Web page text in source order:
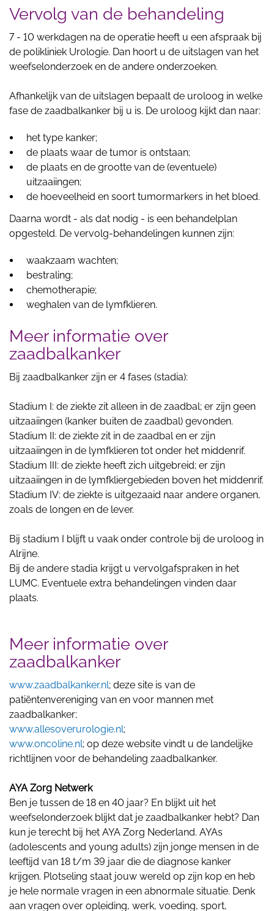
Vervolg van de behandeling
7 - 10 werkdagen na de operatie heeft u een afspraak bij
de polikliniek Urologie. Dan hoort u de uitslagen van het
weefselonderzoek en de andere onderzoeken.
Afhankelijk van de uitslagen bepaalt de uroloog in welke
fase de zaadbalkanker bij u is. De uroloog kijkt dan naar:
het type kanker;
de plaats waar de tumor is ontstaan;
de plaats en de grootte van de (eventuele)
uitzaaiingen;
de hoeveelheid en soort tumormarkers in het bloed.
Daarna wordt - als dat nodig - is een behandelplan
opgesteld. De vervolg-behandelingen kunnen zijn:
waakzaam wachten;
bestraling;
chemotherapie;
weghalen van de lymfklieren.
Meer informatie over
zaadbalkanker
Bij zaadbalkanker zijn er 4 fases (stadia):
Stadium I: de ziekte zit alleen in de zaadbal; er zijn geen
uitzaaiingen (kanker buiten de zaadbal) gevonden.
Stadium II: de ziekte zit in de zaadbal en er zijn
uitzaaiingen in de lymfklieren tot onder het middenrif.
Stadium III: de ziekte heeft zich uitgebreid; er zijn
uitzaaiingen in de lymfkliergebieden boven het middenrif.
Stadium IV: de ziekte is uitgezaaid naar andere organen,
zoals de longen en de lever.
Bij stadium I blijft u vaak onder controle bij de uroloog in
Alrijne.
Bij de andere stadia krijgt u vervolgafspraken in het
LUMC. Eventuele extra behandelingen vinden daar
plaats.
Meer informatie over
zaadbalkanker
www.zaadbalkanker.nl; deze site is van de
patiëntenvereniging van en voor mannen met
zaadbalkanker;
www.allesoverurologie.nl;
www.oncoline.nl; op deze website vindt u de landelijke
richtlijnen voor de behandeling zaadbalkanker.
AYA Zorg Netwerk
Ben je tussen de 18 en 40 jaar? En blijkt uit het
weefselonderzoek blijkt dat je zaadbalkanker hebt? Dan
kun je terecht bij het AYA Zorg Nederland. AYAs
(adolescents and young adults) zijn jonge mensen in de
leeftijd van 18 t/m 39 jaar die de diagnose kanker
krijgen. Plotseling staat jouw wereld op zijn kop en heb
je hele normale vragen in een abnormale situatie. Denk
aan vragen over opleiding, werk, voeding, sport,